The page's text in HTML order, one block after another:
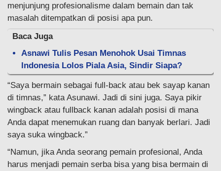
menjunjung profesionalisme dalam bemain dan tak
masalah ditempatkan di posisi apa pun.
Baca Juga
Asnawi Tulis Pesan Menohok Usai Timnas
Indonesia Lolos Piala Asia, Sindir Siapa?
“Saya bermain sebagai full-back atau bek sayap kanan
di timnas,” kata Asunawi. Jadi di sini juga. Saya pikir
wingback atau fullback kanan adalah posisi di mana
Anda dapat menemukan ruang dan banyak berlari. Jadi
saya suka wingback.”
“Namun, jika Anda seorang pemain profesional, Anda
harus menjadi pemain serba bisa yang bisa bermain di